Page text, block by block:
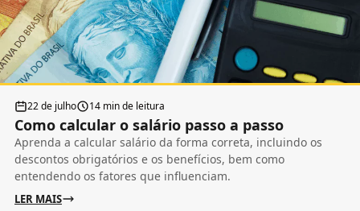
22 de julho 14 min de leitura
Como calcular o salário passo a passo
Aprenda a calcular salário da forma correta, incluindo os
descontos obrigatórios e os benefícios, bem como
entendendo os fatores que influenciam.
LER MAIS